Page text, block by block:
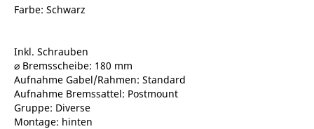
Farbe: Schwarz
Inkl. Schrauben
⌀ Bremsscheibe: 180 mm
Aufnahme Gabel/Rahmen: Standard
Aufnahme Bremssattel: Postmount
Gruppe: Diverse
Montage: hinten